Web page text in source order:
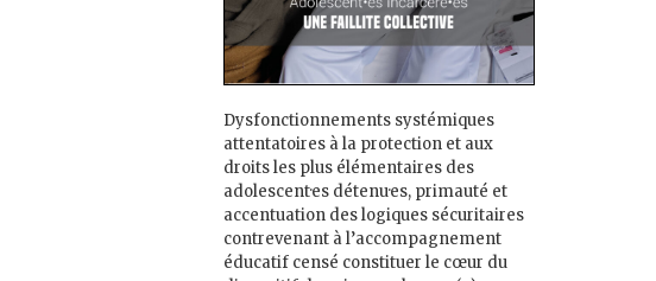
Dysfonctionnements systémiques
attentatoires à la protection et aux
droits les plus élémentaires des
adolescent·es détenu·es, primauté et
accentuation des logiques sécuritaires
contrevenant à l’accompagnement
éducatif censé constituer le cœur du